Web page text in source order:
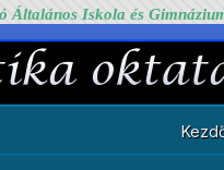
Általános Iskola és